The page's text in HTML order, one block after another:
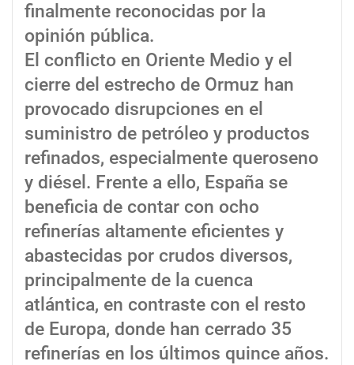
finalmente reconocidas por la
opinión pública.
El conflicto en Oriente Medio y el
cierre del estrecho de Ormuz han
provocado disrupciones en el
suministro de petróleo y productos
refinados, especialmente queroseno
y diésel. Frente a ello, España se
beneficia de contar con ocho
refinerías altamente eficientes y
abastecidas por crudos diversos,
principalmente de la cuenca
atlántica, en contraste con el resto
de Europa, donde han cerrado 35
refinerías en los últimos quince años.